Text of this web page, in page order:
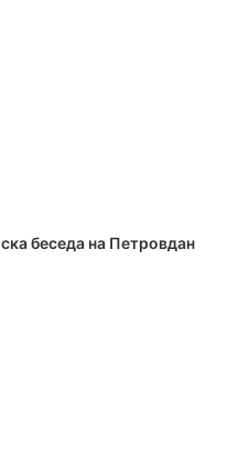
беседа на Петровдан